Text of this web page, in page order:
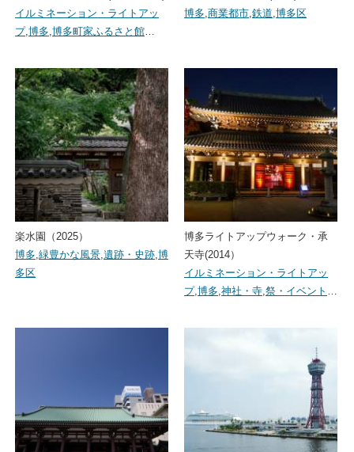
イルミネーション・ライトアッ
プ,博多,博多町家ふるさと館…
博多,商業都市,鉄道,博多区
楽水園（2025）
博多,緑豊かな風景,遺跡・史跡,博
多区
博多ライトアップウォーク・承
天寺(2014）
イルミネーション・ライトアッ
プ,博多,神社・寺,祭・イベント …